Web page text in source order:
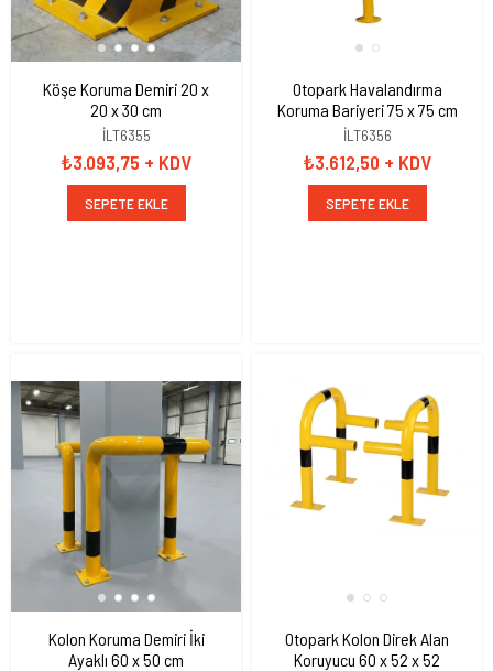
Köşe Koruma Demiri 20 x
20 x 30 cm
İLT6355
₺3.093,75 + KDV
SEPETE EKLE
Otopark Havalandırma
Koruma Bariyeri 75 x 75 cm
İLT6356
₺3.612,50 + KDV
SEPETE EKLE
Kolon Koruma Demiri İki
Ayaklı 60 x 50 cm
Otopark Kolon Direk Alan
Koruyucu 60 x 52 x 52